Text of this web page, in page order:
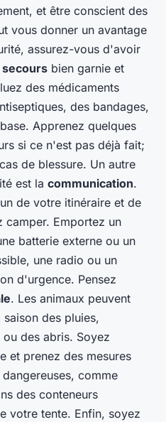
et être conscient des
vous donner un avantage
assurez-vous d'avoir
bien garnie et
des médicaments
des bandages,
Apprenez quelques
si ce n'est pas déjà fait;
de blessure. Un autre
est la communication.
de votre itinéraire et de
Emportez un
batterie externe ou un
une radio ou un
d'urgence. Pensez
. Les animaux peuvent
des pluies,
des abris. Soyez
et prenez des mesures
comme
des conteneurs
votre tente. Enfin, soyez